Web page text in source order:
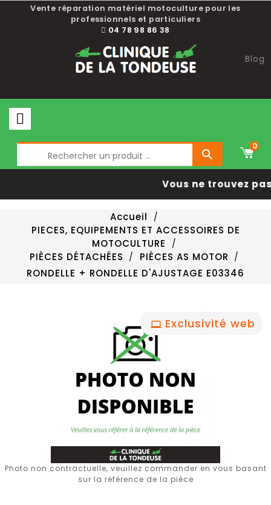
Vente réparation matériel motoculture pour les
professionnels et particuliers
04 78 98 86 38
Blog

0
Vous ne trouvez
Accueil
PIECES, EQUIPEMENTS ET ACCESSOIRES DE
MOTOCULTURE
PIÈCES DÉTACHÉES
PIÈCES AS MOTOR
RONDELLE + RONDELLE D'AJUSTAGE E03346
Exclusivité web
Photo non contractuelle, veuillez commander en vous basant
sur la référence de la pièce